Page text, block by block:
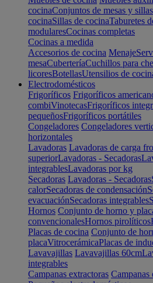
cocinaConjuntos de mesas y
cocinaSillas de cocinaTaburetes
modularesCocinas completas
Cocinas a medida
Accesorios de cocina Menaje
mesaCuberteríaCuchillos para
licoresBotellasUtensilios de
Electrodomésticos
Frigoríficos Frigoríficos
combiVinotecasFrigoríficos
pequeñosFrigoríficos portátiles
Congeladores Congeladores
horizontales
Lavadoras Lavadoras de carga
superiorLavadoras - Secadoras
integrablesLavadoras por kg
Secadoras Lavadoras - Secadoras
calorSecadoras de condensación
evacuaciónSecadoras integrables
Hornos Conjunto de horno y
convencionalesHornos pirolíticos
Placas de cocina Conjunto de
placaVitrocerámicaPlacas de
Lavavajillas Lavavajillas 60cm
integrables
Campanas extractoras Campanas